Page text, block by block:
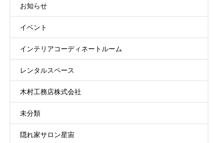
お知らせ
イベント
インテリアコーディネートルーム
レンタルスペース
木村工務店株式会社
未分類
隠れ家サロン星宙